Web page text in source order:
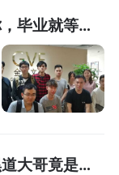
实际跟拍丨多名学员用行动告诉你，毕业就等于就业！
网飞再出沙雕番！沙雕又贤惠的黑道大哥竟是我老公之《主夫的诱惑》？